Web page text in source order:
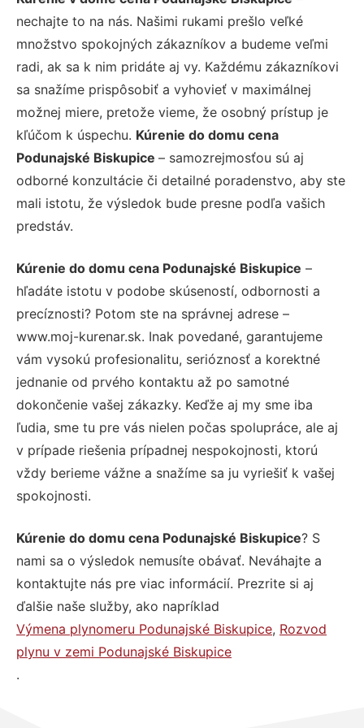
nechajte to na nás. Našimi rukami prešlo veľké
množstvo spokojných zákazníkov a budeme veľmi
radi, ak sa k nim pridáte aj vy. Každému zákazníkovi
sa snažíme prispôsobiť a vyhovieť v maximálnej
možnej miere, pretože vieme, že osobný prístup je
kľúčom k úspechu. Kúrenie do domu cena
Podunajské Biskupice – samozrejmosťou sú aj
odborné konzultácie či detailné poradenstvo, aby ste
mali istotu, že výsledok bude presne podľa vašich
predstáv.
Kúrenie do domu cena Podunajské Biskupice –
hľadáte istotu v podobe skúseností, odbornosti a
precíznosti? Potom ste na správnej adrese –
www.moj-kurenar.sk. Inak povedané, garantujeme
vám vysokú profesionalitu, serióznosť a korektné
jednanie od prvého kontaktu až po samotné
dokončenie vašej zákazky. Keďže aj my sme iba
ľudia, sme tu pre vás nielen počas spolupráce, ale aj
v prípade riešenia prípadnej nespokojnosti, ktorú
vždy berieme vážne a snažíme sa ju vyriešiť k vašej
spokojnosti.
Kúrenie do domu cena Podunajské Biskupice? S
nami sa o výsledok nemusíte obávať. Neváhajte a
kontaktujte nás pre viac informácií. Prezrite si aj
ďalšie naše služby, ako napríklad
Výmena plynomeru Podunajské Biskupice, Rozvod
plynu v zemi Podunajské Biskupice
.